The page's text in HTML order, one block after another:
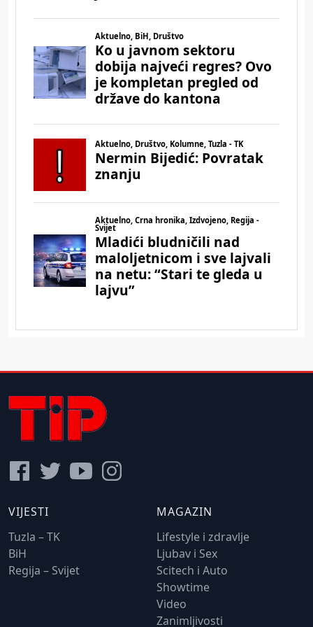
VIJESTI
Tuzla – TK
BiH
Regija – Svijet
MAGAZIN
Lifestyle i zdravlje
Ljubav i Sex
Scitech i Auto
Showtime
Video
Zanimljivosti